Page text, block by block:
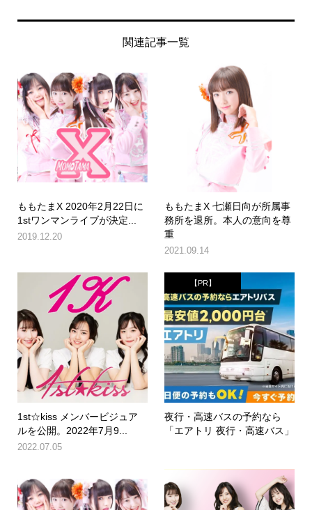
関連記事一覧
ももたまX 2020年2月22日に
1stワンマンライブが決定...
2019.12.20
ももたまX 七瀬日向が所属事
務所を退所。本人の意向を尊
重
2021.09.14
1st☆kiss メンバービジュア
ルを公開。2022年7月9...
2022.07.05
【PR】
夜行・高速バスの予約なら
「エアトリ 夜行・高速バス」